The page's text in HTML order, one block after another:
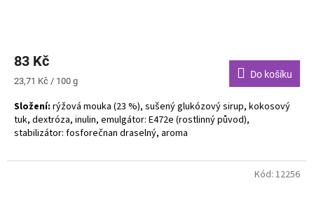
83 Kč
Měrná
23,71 Kč / 100 g
Do košíku
Složení: rýžová mouka (23 %), sušený glukózový sirup, kokosový
tuk, dextróza, inulin, emulgátor: E472e (rostlinný původ),
stabilizátor: fosforečnan draselný, aroma
Bez alergenů. Bez lepku. Bez laktózy. Vegan.
Kód: 12256